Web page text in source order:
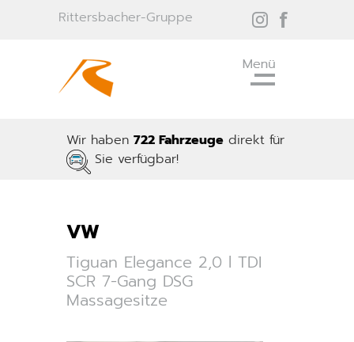
Rittersbacher-Gruppe
Wir haben 722 Fahrzeuge direkt für
Sie verfügbar!
VW
Tiguan Elegance 2,0 l TDI
SCR 7-Gang DSG
Massagesitze